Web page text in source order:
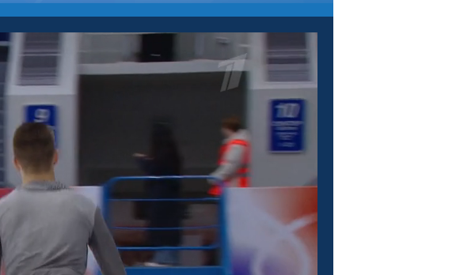
Москва
Этап VI. Юниоры. Омск
Этап V. Омск